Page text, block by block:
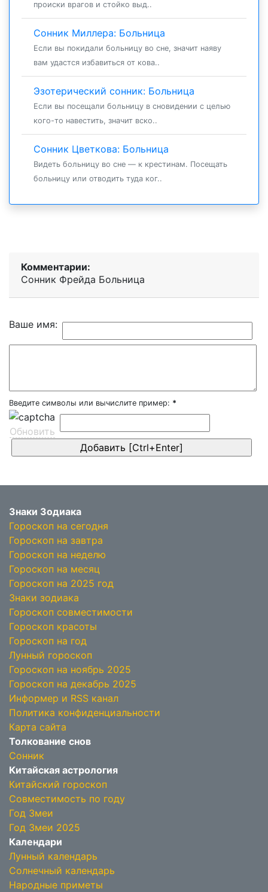
происки врагов и стойко выд..
Сонник Миллера: Больница
Если вы покидали больницу во сне, значит наяву
вам удастся избавиться от кова..
Эзотерический сонник: Больница
Если вы посещали больницу в сновидении с целью
кого-то навестить, значит вско..
Сонник Цветкова: Больница
Видеть больницу во сне — к крестинам. Посещать
больницу или отводить туда ког..
Комментарии:
Сонник Фрейда Больница
Ваше имя:
Введите символы или вычислите пример: *
Обновить
Знаки Зодиака
Гороскоп на сегодня
Гороскоп на завтра
Гороскоп на неделю
Гороскоп на месяц
Гороскоп на 2025 год
Знаки зодиака
Гороскоп совместимости
Гороскоп красоты
Гороскоп на год
Лунный гороскоп
Гороскоп на ноябрь 2025
Гороскоп на декабрь 2025
Информер и RSS канал
Политика конфиденциальности
Карта сайта
Толкование снов
Сонник
Китайская астрология
Китайский гороскоп
Совместимость по году
Год Змеи
Год Змеи 2025
Календари
Лунный календарь
Солнечный календарь
Народные приметы